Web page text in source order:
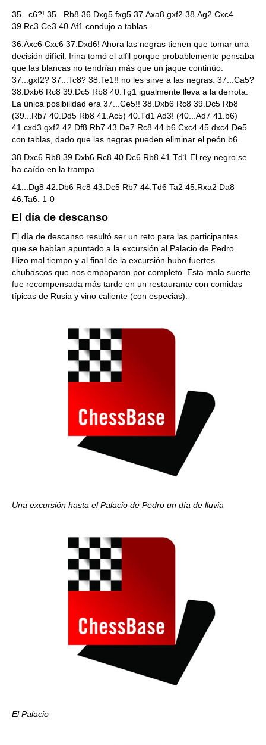
35...c6?! 35...Rb8 36.Dxg5 fxg5 37.Axa8 gxf2 38.Ag2 Cxc4
39.Rc3 Ce3 40.Af1 condujo a tablas.
36.Axc6 Cxc6 37.Dxd6! Ahora las negras tienen que tomar una
decisión difícil. Irina tomó el alfil porque probablemente pensaba
que las blancas no tendrían más que un jaque continúo.
37...gxf2? 37...Tc8? 38.Te1!! no les sirve a las negras. 37...Ca5?
38.Dxb6 Rc8 39.Dc5 Rb8 40.Tg1 igualmente lleva a la derrota.
La única posibilidad era 37...Ce5!! 38.Dxb6 Rc8 39.Dc5 Rb8
(39...Rb7 40.Dd5 Rb8 41.Ac5) 40.Td1 Ad3! (40...Ad7 41.b6)
41.cxd3 gxf2 42.Df8 Rb7 43.De7 Rc8 44.b6 Cxc4 45.dxc4 De5
con tablas, dado que las negras pueden eliminar el peón b6.
38.Dxc6 Rb8 39.Dxb6 Rc8 40.Dc6 Rb8 41.Td1 El rey negro se
ha caído en la trampa.
41...Dg8 42.Db6 Rc8 43.Dc5 Rb7 44.Td6 Ta2 45.Rxa2 Da8
46.Ta6. 1-0
El día de descanso
El día de descanso resultó ser un reto para las participantes
que se habían apuntado a la excursión al Palacio de Pedro.
Hizo mal tiempo y al final de la excursión hubo fuertes
chubascos que nos empaparon por completo. Esta mala suerte
fue recompensada más tarde en un restaurante con comidas
típicas de Rusia y vino caliente (con especias).
Una excursión hasta el Palacio de Pedro un día de lluvia
El Palacio